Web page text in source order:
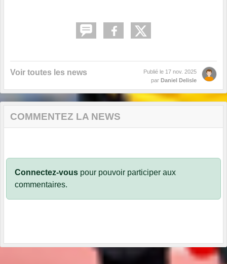
Voir toutes les news Publié le 17 nov. 2025
par Daniel Delisle
COMMENTEZ LA NEWS
Connectez-vous pour pouvoir participer aux
commentaires.